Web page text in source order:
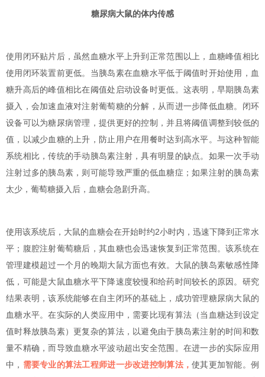
糖尿病大鼠的体内传感
使用闭环贴片后，虽然血糖水平上升到正常范围以上，血糖峰值相比
使用闭环装置前更低。当胰岛素在血糖水平低于阈值时开始使用，血
糖升高后的峰值相比在阈值处启动设备时更低。这表明，早期胰岛素
摄入，会加速血液对注射葡萄糖的分解，从而进一步降低血糖。闭环
设备可以为糖尿病管理，提供更好的控制，并且将阈值调整到较低的
值，以减少血糖的上升，防止用户在用餐时达到高水平。与这种智能
系统相比，传统的手动胰岛素注射，具有明显的缺点。如果一次手动
注射过多的胰岛素，则可能导致严重的低血糖症；如果注射的胰岛素
太少，葡萄糖摄入后，血糖会急剧升高。
使用该系统后，大鼠的血糖会在开始时约2小时内，迅速下降到正常水
平；腹腔注射葡萄糖后，其血糖也会迅速恢复到正常范围。该系统在
管理建模超过一个月的晚期大鼠方面也有效。大鼠的胰岛素敏感性降
低，可能是大鼠血糖水平下降速度较慢和给药时间较长的原因。研究
结果表明，该系统能够在自主闭环的基础上，成功管理糖尿病大鼠的
血糖水平。在实际的人类应用中，需要比现有算法（当血糖达到设定
值时释放胰岛素）更复杂的算法，以避免由于胰岛素注射的时间和数
量不精确，而导致血糖水平波动超出安全范围。在进一步的实际应用
中， 需要专业的算法工程师进一步改进控制算法，使其更加智能。例